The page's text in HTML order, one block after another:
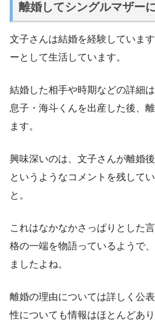
離婚してシングルマザー
文子さんは結婚を経験していま
ーとして生活しています。
結婚した相手や時期などの詳細
息子・海斗くんを出産した後、
ます。
興味深いのは、文子さんが離婚
というようなコメントを残して
と。
これはなかなかさっぱりとした
格の一端を物語っているようで
ましたよね。
離婚の理由については詳しく公
性についても情報はほとんどあり